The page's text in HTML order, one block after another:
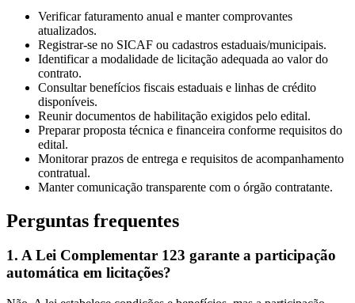
Verificar faturamento anual e manter comprovantes
atualizados.
Registrar-se no SICAF ou cadastros estaduais/municipais.
Identificar a modalidade de licitação adequada ao valor do
contrato.
Consultar benefícios fiscais estaduais e linhas de crédito
disponíveis.
Reunir documentos de habilitação exigidos pelo edital.
Preparar proposta técnica e financeira conforme requisitos do
edital.
Monitorar prazos de entrega e requisitos de acompanhamento
contratual.
Manter comunicação transparente com o órgão contratante.
Perguntas frequentes
1. A Lei Complementar 123 garante a participação
automática em licitações?